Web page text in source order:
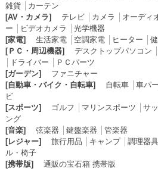
雑貨│ カーテン
[AV・カメラ]
テレビ│ カメラ オーディ
ー
ビデオカメラ
光学機器
[家電]
生活家電│ 空調家電│ ヒーター
[ＰＣ・周辺機器]
デスクトップパソコン
ドライバー
ＰＣパーツ
[ガーデン]
ファニチャー
[自動車・バイク・自転車]
自転車│ 車パ
ビ
[スポーツ]
ゴルフ マリンスポーツ サ
ング
[音楽]
弦楽器 鍵盤楽器
管楽器
[レジャー]
旅行用品 キャンプ│ 調理器具
ル・椅子
[携帯版]
通販の宝石箱 携帯版